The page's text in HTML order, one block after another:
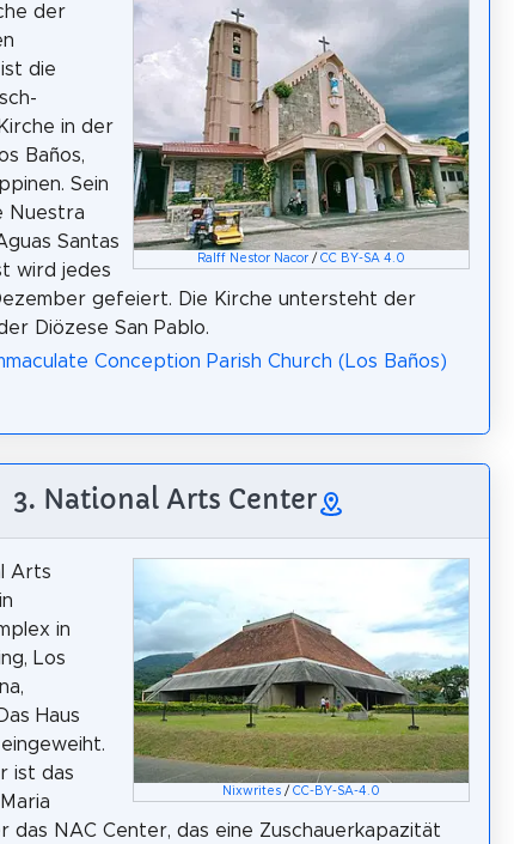
Ralff Nestor Nacor /CC BY-SA 4.0
der
die
in der
Baños,
Sein
Nuestra
Santas
wird jedes
gefeiert. Die Kirche untersteht der
Diözese San Pablo.
Conception Parish Church (Los Baños)
3. National Arts Center
Nixwrites /CC-BY-SA-4.0
Arts
in
Los
Haus
ist das
das NAC Center, das eine Zuschauerkapazität